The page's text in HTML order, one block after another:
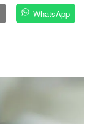
WhatsApp